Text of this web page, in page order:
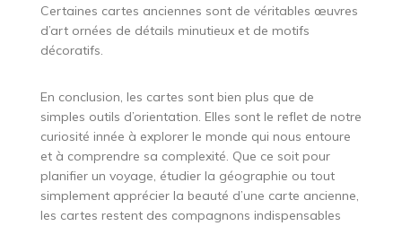
Certaines cartes anciennes sont de véritables œuvres
d’art ornées de détails minutieux et de motifs
décoratifs.
En conclusion, les cartes sont bien plus que de
simples outils d’orientation. Elles sont le reflet de notre
curiosité innée à explorer le monde qui nous entoure
et à comprendre sa complexité. Que ce soit pour
planifier un voyage, étudier la géographie ou tout
simplement apprécier la beauté d’une carte ancienne,
les cartes restent des compagnons indispensables